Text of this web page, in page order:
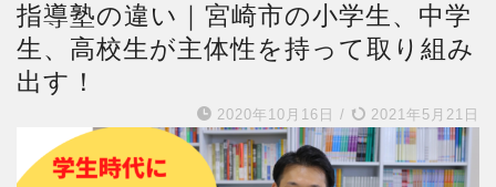
指導塾の違い｜宮崎市の小学生、中学
生、高校生が主体性を持って取り組み
出す！
2020年10月16日 / 2021年5月21日